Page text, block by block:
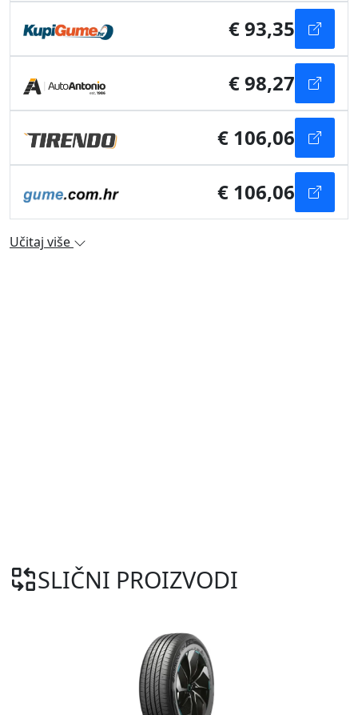
€ 93,35
€ 98,27
€ 106,06
€ 106,06
Učitaj više
SLIČNI PROIZVODI